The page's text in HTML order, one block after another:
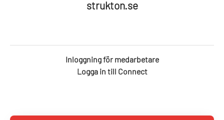
strukton.se
Inloggning för medarbetare
Logga in till Connect